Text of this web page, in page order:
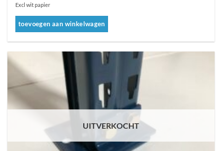
Excl wit papier
toevoegen aan winkelwagen
UITVERKOCHT